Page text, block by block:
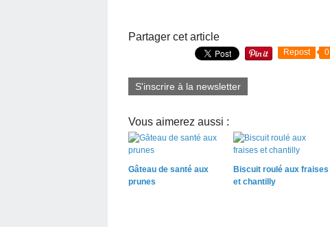
Partager cet article
Repost 0
S'inscrire à la newsletter
Vous aimerez aussi :
Gâteau de santé aux
prunes
Biscuit roulé aux fraises
et chantilly